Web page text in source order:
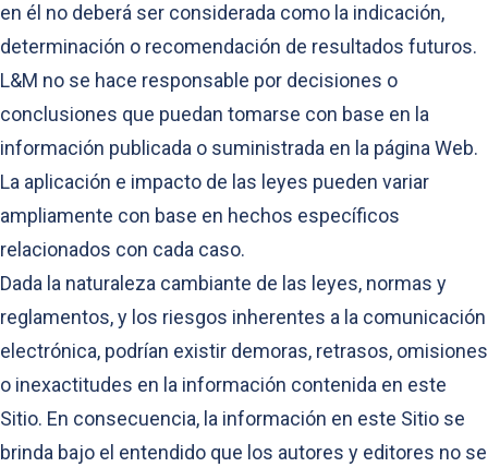
en él no deberá ser considerada como la indicación,
determinación o recomendación de resultados futuros.
L&M no se hace responsable por decisiones o
conclusiones que puedan tomarse con base en la
información publicada o suministrada en la página Web.
La aplicación e impacto de las leyes pueden variar
ampliamente con base en hechos específicos
relacionados con cada caso.
Dada la naturaleza cambiante de las leyes, normas y
reglamentos, y los riesgos inherentes a la comunicación
electrónica, podrían existir demoras, retrasos, omisiones
o inexactitudes en la información contenida en este
Sitio. En consecuencia, la información en este Sitio se
brinda bajo el entendido que los autores y editores no se